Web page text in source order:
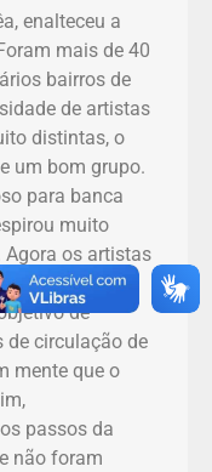
enalteceu a
mais de 40
bairros de
de artistas
distintas, o
um bom grupo.
para banca
muito
os artistas
para
de
de circulação de
mente que o
passos da
não foram